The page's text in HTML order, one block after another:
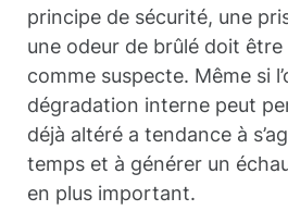
principe de sécurité, une
une odeur de brûlé doit
comme suspecte. Même si
dégradation interne peut
déjà altéré a tendance à
temps et à générer un
en plus important.